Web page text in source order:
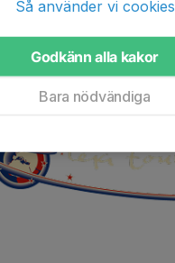
Så använder vi cookies
Godkänn alla kakor
Bara nödvändiga